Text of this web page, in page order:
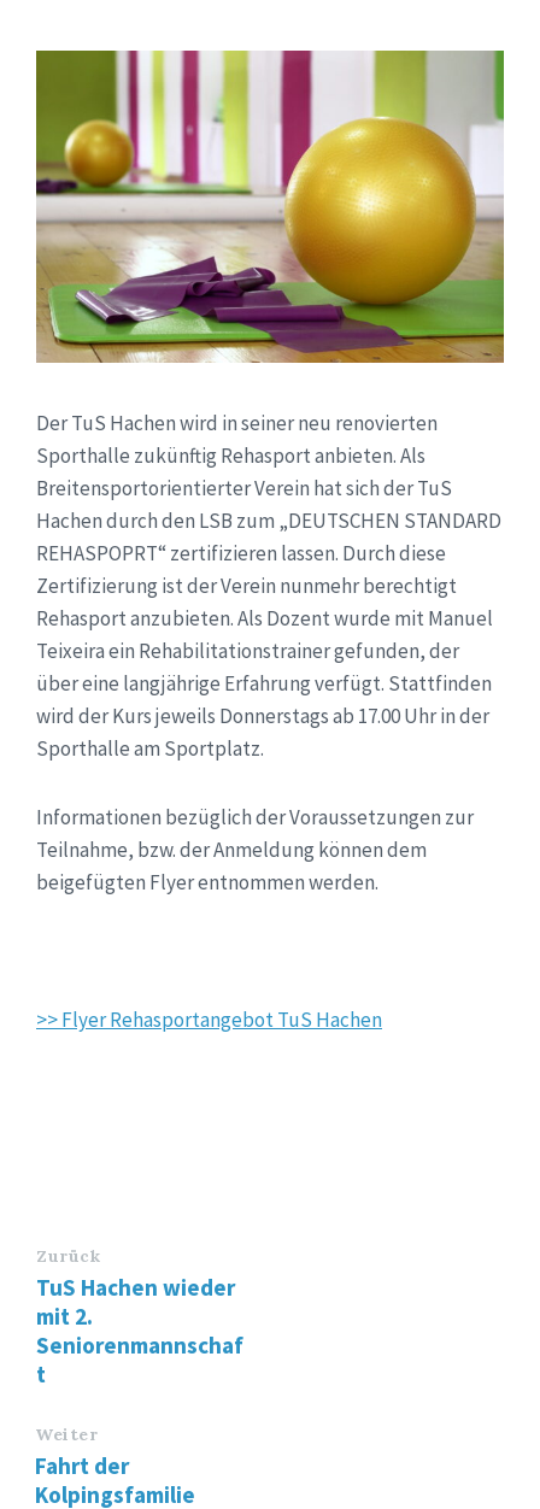
Der TuS Hachen wird in seiner neu renovierten
Sporthalle zukünftig Rehasport anbieten. Als
Breitensportorientierter Verein hat sich der TuS
Hachen durch den LSB zum „DEUTSCHEN STANDARD
REHASPOPRT“ zertifizieren lassen. Durch diese
Zertifizierung ist der Verein nunmehr berechtigt
Rehasport anzubieten. Als Dozent wurde mit Manuel
Teixeira ein Rehabilitationstrainer gefunden, der
über eine langjährige Erfahrung verfügt. Stattfinden
wird der Kurs jeweils Donnerstags ab 17.00 Uhr in der
Sporthalle am Sportplatz.
Informationen bezüglich der Voraussetzungen zur
Teilnahme, bzw. der Anmeldung können dem
beigefügten Flyer entnommen werden.
>> Flyer Rehasportangebot TuS Hachen
Zurück
TuS Hachen wieder
mit 2.
Seniorenmannschaf
t
Weiter
Fahrt der
Kolpingsfamilie